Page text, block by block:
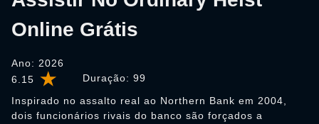
6.15 Duração: 99
Online Grátis
Ano: 2026
Inspirado no assalto real ao Northern Bank em 2004,
dois funcionários rivais do banco são forçados a